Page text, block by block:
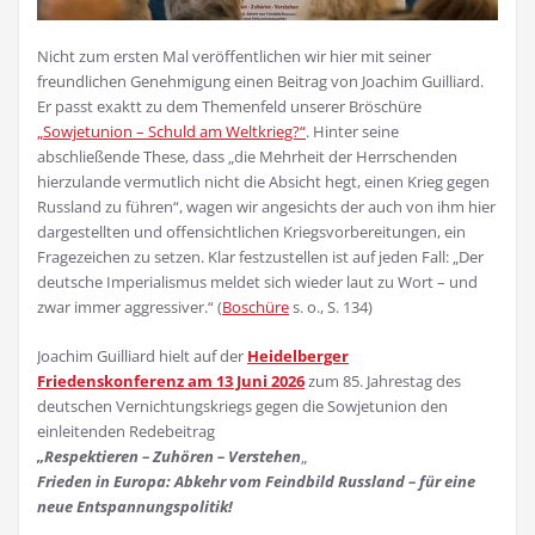
Nicht zum ersten Mal veröffentlichen wir hier mit seiner
freundlichen Genehmigung einen Beitrag von Joachim Guilliard.
Er passt exaktt zu dem Themenfeld unserer Bröschüre
„Sowjetunion – Schuld am Weltkrieg?“. Hinter seine
abschließende These, dass „die Mehrheit der Herrschenden
hierzulande vermutlich nicht die Absicht hegt, einen Krieg gegen
Russland zu führen“, wagen wir angesichts der auch von ihm hier
dargestellten und offensichtlichen Kriegsvorbereitungen, ein
Fragezeichen zu setzen. Klar festzustellen ist auf jeden Fall: „Der
deutsche Imperialismus meldet sich wieder laut zu Wort – und
zwar immer aggressiver.“ (Boschüres. o., S. 134)
Joachim Guilliard hielt auf der Heidelberger
Friedenskonferenz am 13 Juni 2026zum 85. Jahrestag des
deutschen Vernichtungskriegs gegen die Sowjetunion den
einleitenden Redebeitrag
„Respektieren – Zuhören – Verstehen„
Frieden in Europa: Abkehr vom Feindbild Russland – für eine
neue Entspannungspolitik!